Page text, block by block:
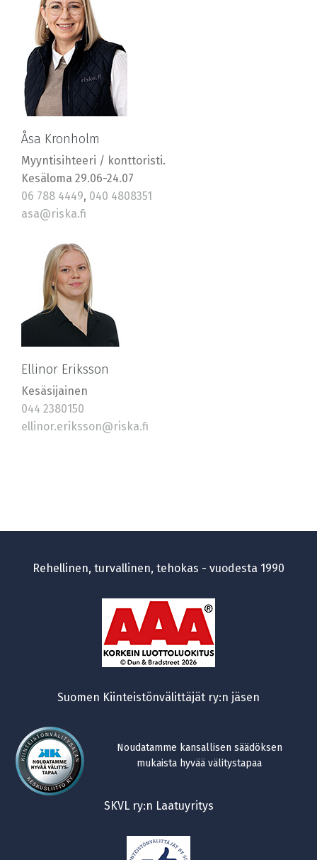
Åsa Kronholm
Myyntisihteeri / konttoristi.
Kesäloma 29.06-24.07
06 788 4449, 040 4808351
asa@riska.fi
Ellinor Eriksson
Kesäsijainen
044 2380150
ellinor.eriksson@riska.fi
Rehellinen, turvallinen, tehokas - vuodesta 1990
Suomen Kiinteistönvälittäjät ry:n jäsen
Noudatamme kansallisen säädöksen
mukaista hyvää välitystapaa
SKVL ry:n Laatuyritys